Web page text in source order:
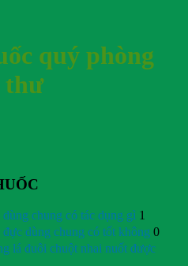
quý phòng
thư
chung có tác dụng gì 1
dùng chung có tốt không 0
lá đuôi chuột nhai nuốt được